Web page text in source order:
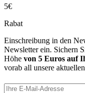
5€
Rabat
Einschreibung in den
Newsletter ein. Sichern
Höhe von 5 Euros auf
vorab all unsere